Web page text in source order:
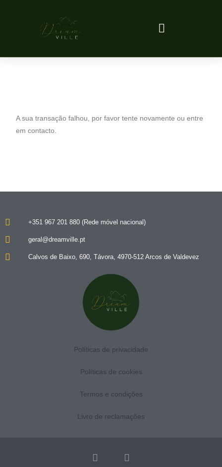
A sua transação falhou, por favor tente novamente ou entre
em contacto.
+351 967 201 880 (Rede móvel nacional)
geral@dreamville.pt
Calvos de Baixo, 690, Távora, 4970-512 Arcos de Valdevez
Políticas de privacidade
Políticas de cookies
Termos e condições
Livro de reclamações